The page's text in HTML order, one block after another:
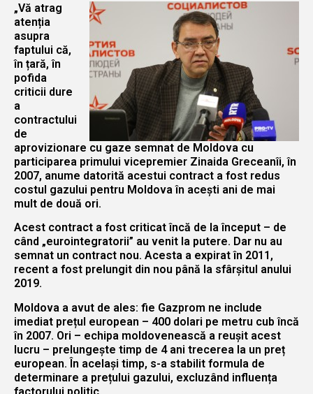
„Vă atrag
atenția
asupra
faptului că,
în țară, în
pofida
criticii dure
a
contractului
de
aprovizionare cu gaze semnat de Moldova cu
participarea primului vicepremier Zinaida Greceanîi, în
2007, anume datorită acestui contract a fost redus
costul gazului pentru Moldova în acești ani de mai
mult de două ori.
Acest contract a fost criticat încă de la început – de
când „eurointegratorii” au venit la putere. Dar nu au
semnat un contract nou. Acesta a expirat în 2011,
recent a fost prelungit din nou până la sfârșitul anului
2019.
Moldova a avut de ales: fie Gazprom ne include
imediat prețul european – 400 dolari pe metru cub încă
în 2007. Ori – echipa moldovenească a reușit acest
lucru – prelungește timp de 4 ani trecerea la un preț
european. În același timp, s-a stabilit formula de
determinare a prețului gazului, excluzând influența
factorului politic.